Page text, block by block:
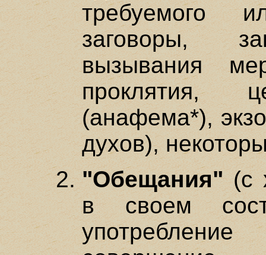
требуемого
заговоры,
вызывания
проклятия,
(анафема*),
духов),
"Обещания"(с
в своем